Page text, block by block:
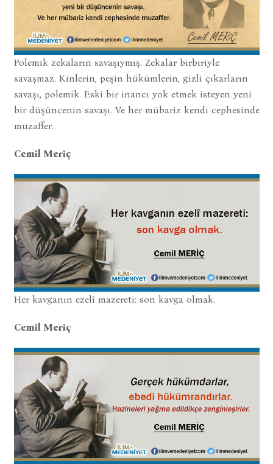
Polemik zekaların savaşıymış. Zekalar birbiriyle
savaşmaz. Kinlerin, peşin hükümlerin, gizli çıkarların
savaşı, polemik. Eski bir inancı yok etmek isteyen yeni
bir düşüncenin savaşı. Ve her mübariz kendi cephesinde
muzaffer.
Cemil Meriç
Her kavganın ezelî mazereti: son kavga olmak.
Cemil Meriç